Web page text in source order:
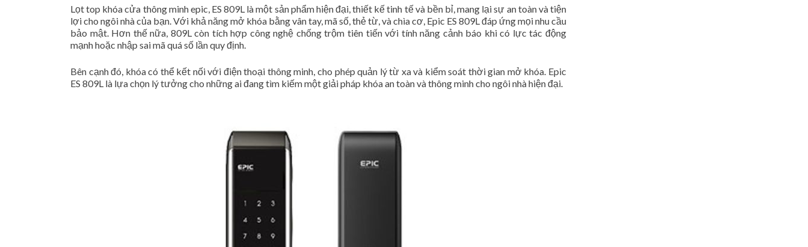
Lọt top khóa cửa thông minh epic, ES 809L là một sản phẩm hiện đại, thiết kế tinh tế và bền bỉ, mang lại sự an toàn và tiện
lợi cho ngôi nhà của bạn. Với khả năng mở khóa bằng vân tay, mã số, thẻ từ, và chìa cơ, Epic ES 809L đáp ứng mọi nhu cầu
bảo mật. Hơn thế nữa, 809L còn tích hợp công nghệ chống trộm tiên tiến với tính năng cảnh báo khi có lực tác động
mạnh hoặc nhập sai mã quá số lần quy định.
Bên cạnh đó, khóa có thể kết nối với điện thoại thông minh, cho phép quản lý từ xa và kiểm soát thời gian mở khóa. Epic
ES 809L là lựa chọn lý tưởng cho những ai đang tìm kiếm một giải pháp khóa an toàn và thông minh cho ngôi nhà hiện đại.